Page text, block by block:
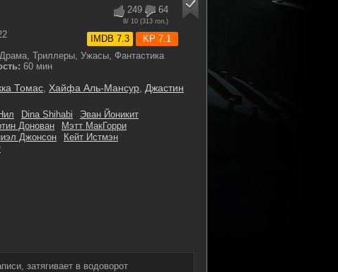
249 64
8/ 10 (313 гол.)
IMDB 7.3 KP 7.1
Триллеры, Ужасы, Фантастика
60 мин
Томас Хайфа Аль-Мансур Джастин
Dina Shihabi
Эван Йоникит
Донован
Мэтт МакГорри
Джонсон
Кейт Истмэн
затягивает в водоворот